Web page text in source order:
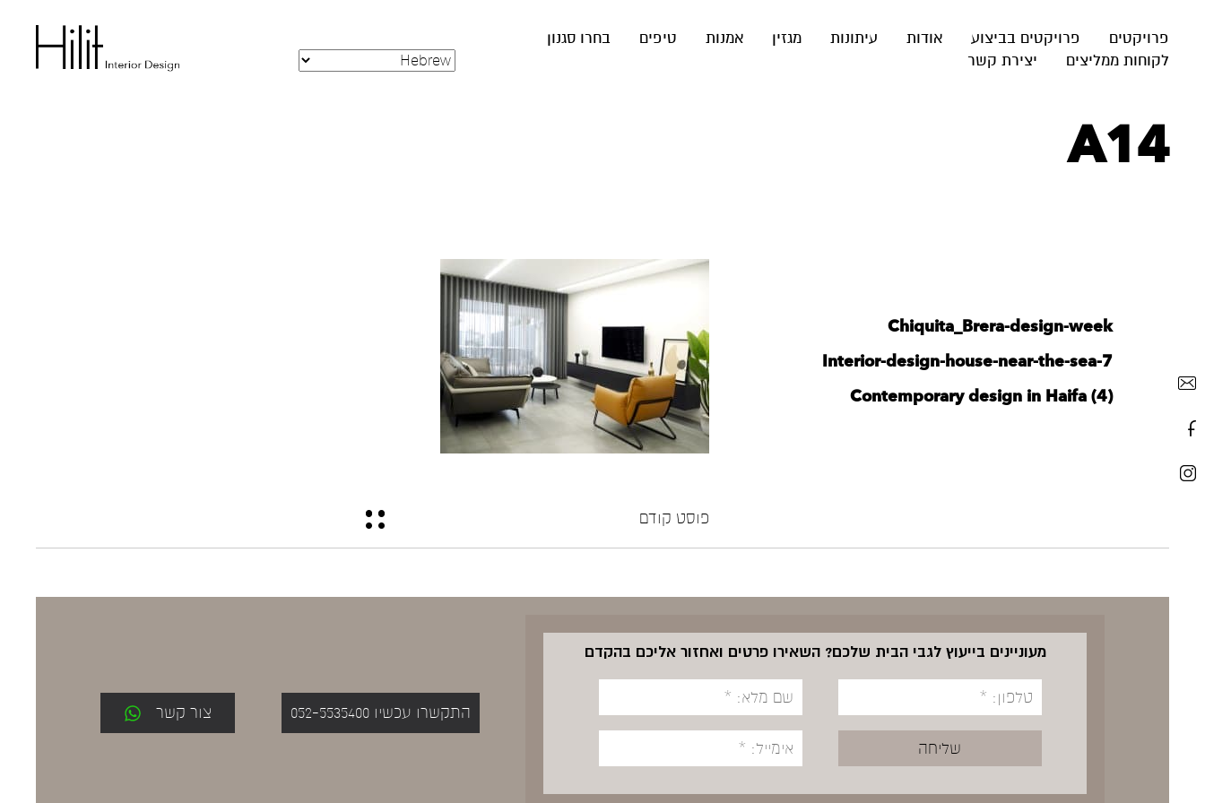
פרויקטים פרויקטים בביצוע אודות עיתונות מגזין אמנות טיפים
בחרו סגנון
לקוחות ממליצים
יצירת קשר
A14
Chiquita_Brera-design-week
Interior-design-house-near-the-sea-7
Contemporary design in Haifa (4)
פוסט קודם
מעוניינים בייעוץ לגבי הבית שלכם? השאירו פרטים ואחזור אליכם בהקדם
התקשרו עכשיו 052-5535400 צור קשר